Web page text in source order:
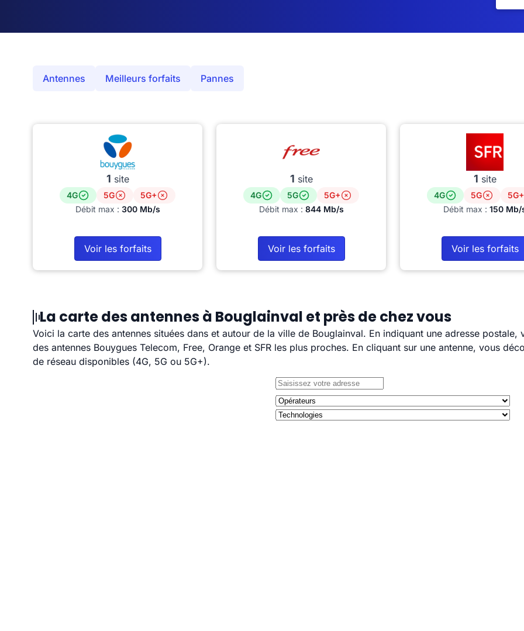
Antennes Meilleurs forfaits Pannes
1 site
4G 5G
5G+
Débit max : 300 Mb/s
Voir les forfaits
1 site
4G 5G
5G+
Débit max : 844 Mb/s
Voir les forfaits
1 site
4G 5G
5G+
Débit max : 150 Mb/
Voir les forfaits
La carte des antennes à Bouglainval et près de chez vous
Voici la carte des antennes situées dans et autour de la ville de Bouglainval. En indiquant une adresse
des antennes Bouygues Telecom, Free, Orange et SFR les plus proches. En cliquant sur une antenne, vous
de réseau disponibles (4G, 5G ou 5G+).